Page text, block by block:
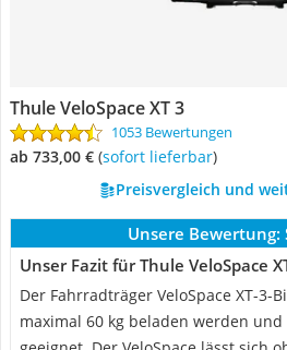
Thule VeloSpace XT 3
1053 Bewertungen
ab 733,00 € ( Sofort lieferbar)
Preisvergleich und
Unsere Bewertung:
Unser Fazit für Thule VeloSpace
Der Fahrradträger VeloSpace XT-3-
maximal 60 kg beladen werden